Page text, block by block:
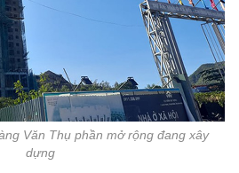
Văn Thụ phần mở rộng đang xây
dựng